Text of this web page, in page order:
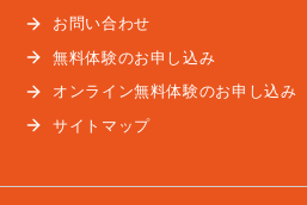
お問い合わせ
無料体験のお申し込み
オンライン無料体験のお申し込み
サイトマップ